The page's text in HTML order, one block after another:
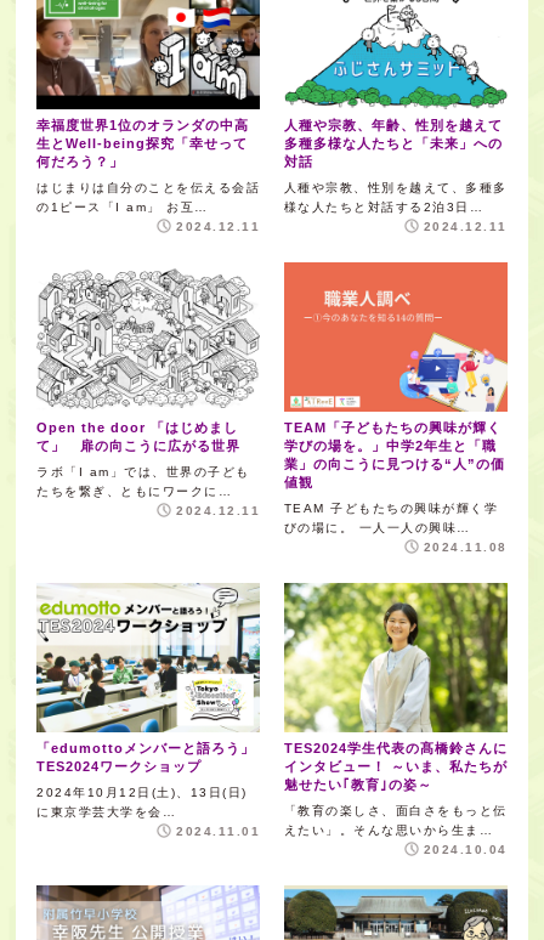
幸福度世界1位のオランダの中高
生とWell-being探究「幸せって
何だろう？」
はじまりは自分のことを伝える会話
の1ピース「I am」 お互…
2024.12.11
人種や宗教、年齢、性別を越えて
多種多様な人たちと「未来」への
対話
人種や宗教、性別を越えて、多種多
様な人たちと対話する2泊3日…
2024.12.11
Open the door 「はじめまし
て」 扉の向こうに広がる世界
ラボ「I am」では、世界の子ども
たちを繋ぎ、ともにワークに…
2024.12.11
TEAM「子どもたちの興味が輝く
学びの場を。」中学2年生と「職
業」の向こうに見つける“人”の価
値観
TEAM 子どもたちの興味が輝く学
びの場に。 一人一人の興味…
2024.11.08
「edumottoメンバーと語ろう」
TES2024ワークショップ
2024年10月12日(土)、13日(日)
に東京学芸大学を会…
2024.11.01
TES2024学生代表の髙橋鈴さんに
インタビュー！ ～いま、私たちが
魅せたい｢教育｣の姿～
「教育の楽しさ、面白さをもっと伝
えたい」。そんな思いから生ま…
2024.10.04